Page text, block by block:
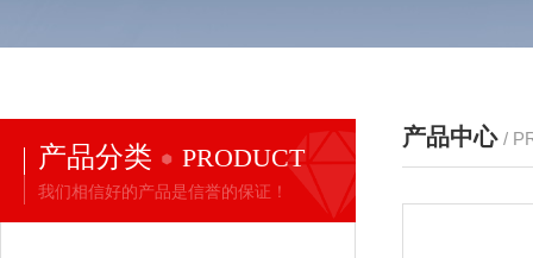
产品分类 PRODUCT
我们相信好的产品是信誉的保证！
产品中心 /